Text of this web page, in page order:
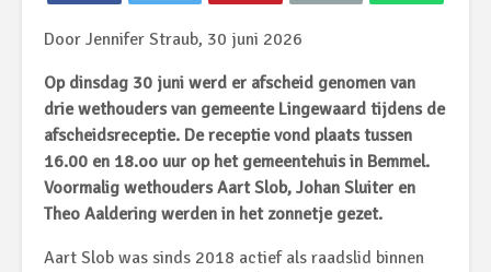
Door Jennifer Straub, 30 juni 2026
Op dinsdag 30 juni werd er afscheid genomen van
drie wethouders van gemeente Lingewaard tijdens de
afscheidsreceptie. De receptie vond plaats tussen
16.00 en 18.oo uur op het gemeentehuis in Bemmel.
Voormalig wethouders Aart Slob, Johan Sluiter en
Theo Aaldering werden in het zonnetje gezet.
Aart Slob was sinds 2018 actief als raadslid binnen